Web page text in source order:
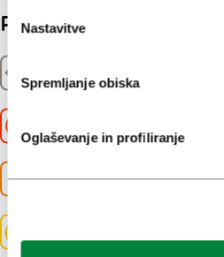
Nastavitve
Spremljanje obiska
Oglaševanje in profiliranje
Podrobnost
1941m
0:55h
366m
Lahka